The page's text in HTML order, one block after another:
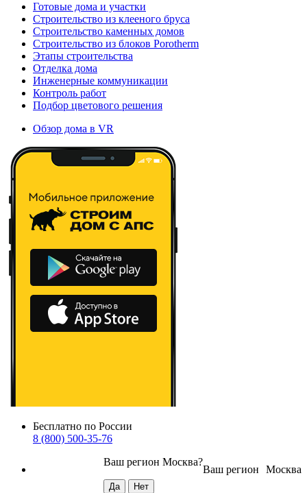
Готовые дома и участки
Строительство из клееного бруса
Строительство каменных домов
Строительство из блоков Porotherm
Этапы строительства
Отделка дома
Инженерные коммуникации
Контроль работ
Подбор цветового решения
Обзор дома в VR
Бесплатно по России
8 (800) 500-35-76
Москва
Ваш регион
Ваш регион Москва?